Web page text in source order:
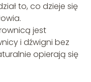
to, co dzieje się
jest
i dźwigni bez
opierają się